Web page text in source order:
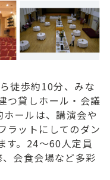
徒歩約10分、みな
つ貸しホール・会議
ールは、講演会や
ラットにしてのダン
す。24～60人定員
会食会場など多彩